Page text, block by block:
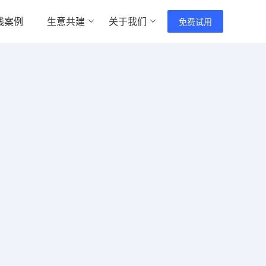
案例 生意共建 关于我们 免费试用